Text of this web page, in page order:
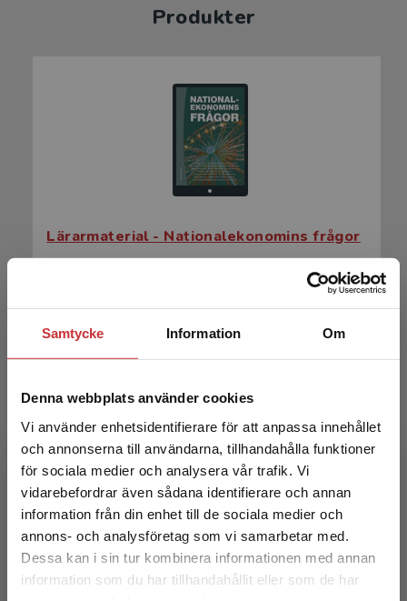
Samtycke Information Om
Denna webbplats använder cookies
Vi använder enhetsidentifierare för att anpassa innehållet
och annonserna till användarna, tillhandahålla funktioner
för sociala medier och analysera vår trafik. Vi
vidarebefordrar även sådana identifierare och annan
information från din enhet till de sociala medier och
annons- och analysföretag som vi samarbetar med.
Dessa kan i sin tur kombinera informationen med annan
information som du har tillhandahållit eller som de har
Begränsad fraktregion
Det verkar som att du besöker
Produkter
Lärarmaterial - Nationalekonomins frågor
Nationalekonomins frågor
Aldén, Lina m.fl.
366 kr inkl. moms
Exkl. moms: 345 kr